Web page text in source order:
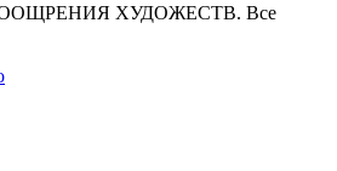
ХУДОЖЕСТВ. Все